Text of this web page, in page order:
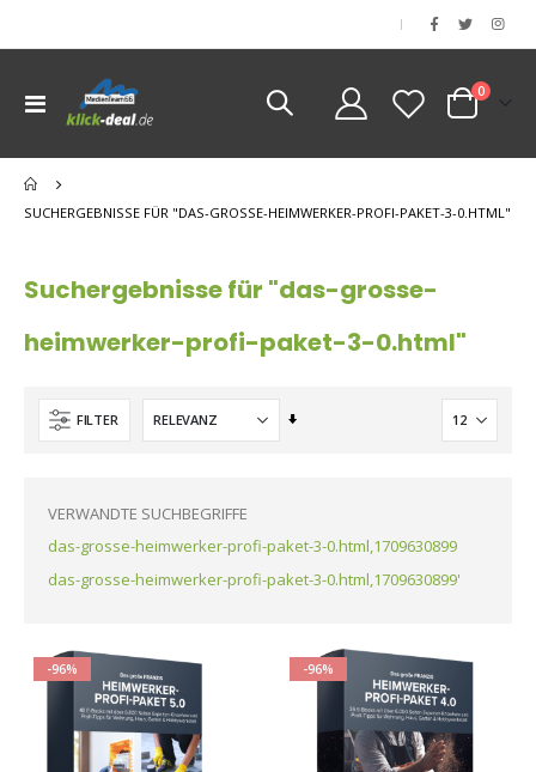
|
Navigation
umschalten
Cart
0Artikel
SUCHERGEBNISSE FÜR "DAS-GROSSE-HEIMWERKER-PROFI-PAKET-3-0.HTML"
Suchergebnisse für "das-grosse-
heimwerker-profi-paket-3-0.html"
FILTER
Aufsteigend
VERWANDTE SUCHBEGRIFFE
das-grosse-heimwerker-profi-paket-3-0.html,1709630899
das-grosse-heimwerker-profi-paket-3-0.html,1709630899'
-96% -96%